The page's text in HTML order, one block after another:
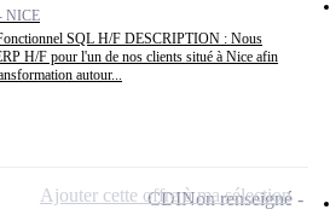
NICE
SQL H/F DESCRIPTION : Nous
H/F pour l'un de nos clients situé à Nice afin
autour...
CDINon renseigné
Ajouter cette offre à ma sélection